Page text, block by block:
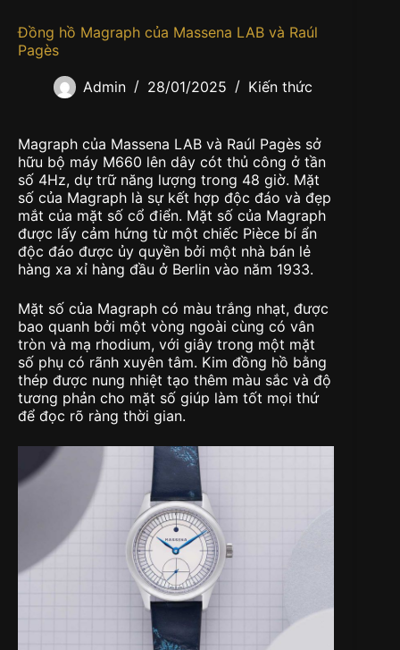
Đồng hồ Magraph của Massena LAB và Raúl
Pagès
Admin 28/01/2025 Kiến thức
Magraph của Massena LAB và Raúl Pagès sở
hữu bộ máy M660 lên dây cót thủ công ở tần
số 4Hz, dự trữ năng lượng trong 48 giờ. Mặt
số của Magraph là sự kết hợp độc đáo và đẹp
mắt của mặt số cổ điển. Mặt số của Magraph
được lấy cảm hứng từ một chiếc Pièce bí ẩn
độc đáo được ủy quyền bởi một nhà bán lẻ
hàng xa xỉ hàng đầu ở Berlin vào năm 1933.
Mặt số của Magraph có màu trắng nhạt, được
bao quanh bởi một vòng ngoài cùng có vân
tròn và mạ rhodium, với giây trong một mặt
số phụ có rãnh xuyên tâm. Kim đồng hồ bằng
thép được nung nhiệt tạo thêm màu sắc và độ
tương phản cho mặt số giúp làm tốt mọi thứ
để đọc rõ ràng thời gian.